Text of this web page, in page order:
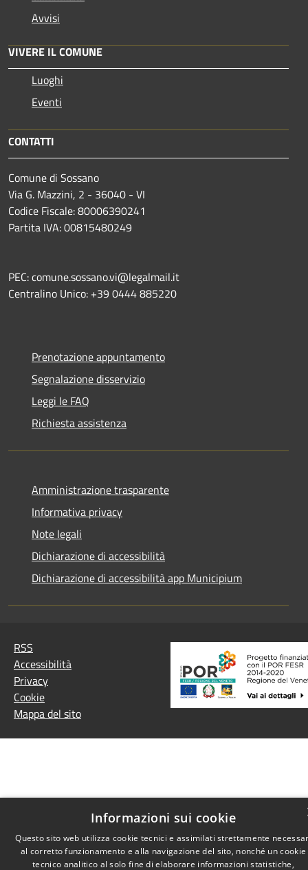
Avvisi
VIVERE IL COMUNE
Luoghi
Eventi
CONTATTI
Comune di Sossano
Via G. Mazzini, 2 - 36040 - VI
Codice Fiscale: 80006390241
Partita IVA: 00815480249
PEC: comune.sossano.vi@legalmail.it
Centralino Unico: +39 0444 885220
Prenotazione appuntamento
Segnalazione disservizio
Leggi le FAQ
Richiesta assistenza
Amministrazione trasparente
Informativa privacy
Note legali
Dichiarazione di accessibilità
Dichiarazione di accessibilità app Municipium
RSS
Accessibilità
Privacy
Cookie
Mappa del sito
Informazioni sui cookie
Questo sito web utilizza cookie tecnici e assimilati strettamente
al corretto funzionamento e alla navigazione del sito, nonché un cookie
tecnico analitico al solo fine di elaborare informazioni statistiche,